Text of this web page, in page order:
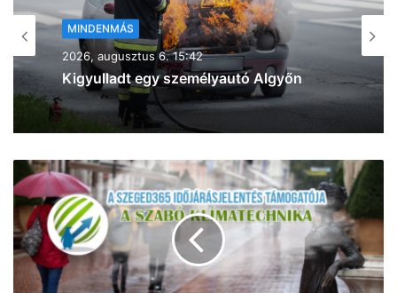
MINDENMÁS
2026, augusztus 6. 15:25
„Rókuson valami megint odakapott” –
óriási füstfelhők jelentek meg Szeged
felett az égen (videó és fotók)